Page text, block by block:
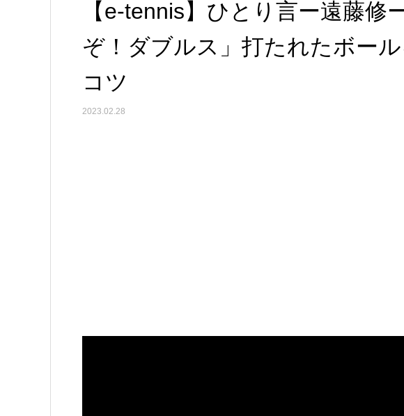
【e-tennis】ひとり言ー遠藤修
ぞ！ダブルス」打たれたボー
コツ
2023.02.28